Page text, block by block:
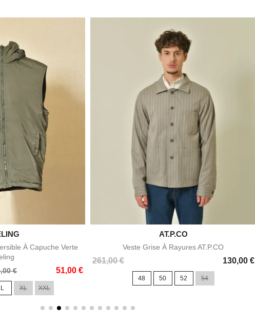
rapide
À Capuche Verte
€ 51,00 €
L XL XXL
Aperçu rapide
AT.P.CO
Veste Grise À Rayures AT.P.CO
261,00 € 130,00 €
Prix
48 50 52 54